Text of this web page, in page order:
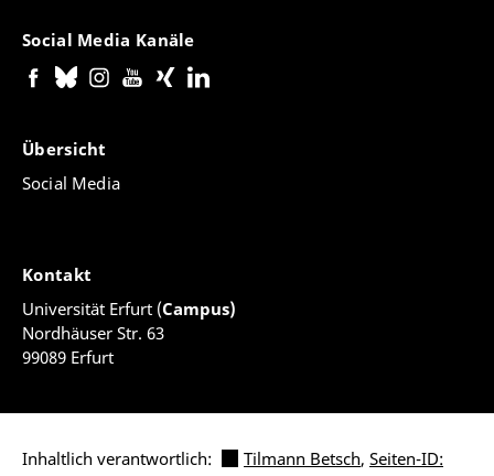
Social Media Kanäle
Übersicht
Social Media
Kontakt
Universität Erfurt (Campus)
Nordhäuser Str. 63
99089 Erfurt
Inhaltlich verantwortlich: Tilmann Betsch, Seiten-ID: